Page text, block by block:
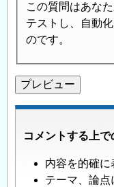
この質問はあな
テストし、自動
のです。
コメントする上
内容を的確に
テーマ、論点